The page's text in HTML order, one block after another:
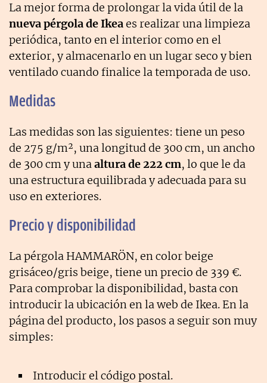
La mejor forma de prolongar la vida útil de la
nueva pérgola de Ikeaes realizar una limpieza
periódica, tanto en el interior como en el
exterior, y almacenarlo en un lugar seco y bien
ventilado cuando finalice la temporada de uso.
Medidas
Las medidas son las siguientes: tiene un peso
de 275 g/m², una longitud de 300 cm, un ancho
de 300 cm y unaaltura de 222 cm, lo que le da
una estructura equilibrada y adecuada para su
uso en exteriores.
Precio y disponibilidad
La pérgola HAMMARÖN, en color beige
grisáceo/gris beige, tiene un precio de 339 €.
Para comprobar la disponibilidad, basta con
introducir la ubicación en la web de Ikea. En la
página del producto, los pasos a seguir son muy
simples:
Introducir el código postal.